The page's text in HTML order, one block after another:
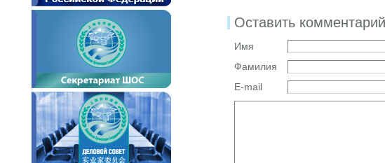
Оставить комментарий
Имя
Фамилия
E-mail